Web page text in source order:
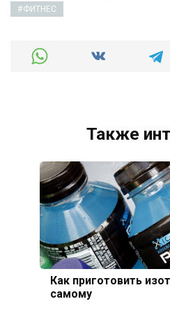
ФИТНЕС
Также
Как приготовить
самому